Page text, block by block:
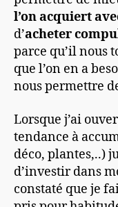
l’on acquiert
d’acheter
parce qu’il nous
que l’on en a
nous permettre
Lorsque j’ai
tendance à
déco, plantes,..)
d’investir dans
constaté que je